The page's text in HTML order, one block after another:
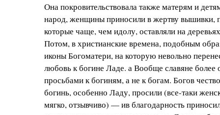
Она покровительствовала также матерям и
народ, женщины приносили в жертву вышивки,
которые чаще, чем идолу, оставляли на
Потом, в христианские времена, подобным
иконы Богоматери, на которую невольно
любовь к богине Ладе. а Вообще славяне более
просьбами к богиням, а не к богам. Богов
богинь, особенно Ладу, просили (все-таки
мягко, отзывчиво) — ив благодарность